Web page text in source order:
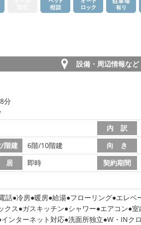
設備・周辺情報など
分
内 訳
階建 6階/10階建 向 き
居 即時 契約期間
話 冷房 暖房 給湯 フローリング エレベ
クス ガスキッチン シャワー エアコン 室
インターネット対応 洗面所独立 W・INク